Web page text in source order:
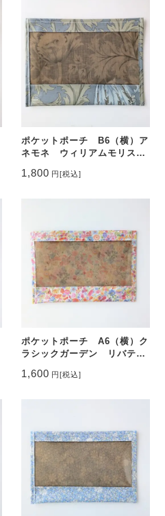
ポケットポーチ B6（横）ア
ネモネ ウィリアムモリス
1,800 円[税込]
ポケットポーチ A6（横）ク
ラシックガーデン リバテ
1,600 円 [税込]